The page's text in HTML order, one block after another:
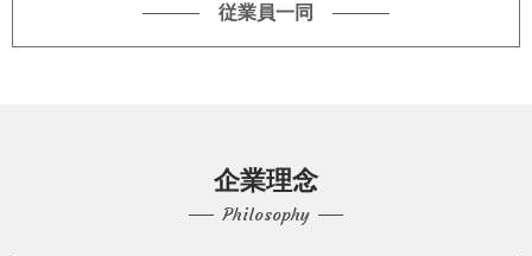
従業員一同
企業理念
Philosophy